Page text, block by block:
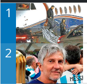
1
2